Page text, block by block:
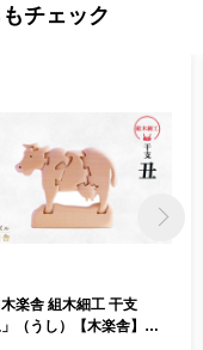
チェック
楽舎 組木細工 干支
」（うし）【木楽舎】